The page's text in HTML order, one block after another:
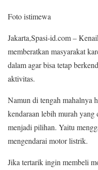
Foto istimewa
Jakarta,Spasi-id.com –
memberatkan masyarakat
dalam agar bisa tetap
aktivitas.
Namun di tengah mahalnya
kendaraan lebih murah yang
menjadi pilihan. Yaitu
mengendarai motor listrik.
Jika tertarik ingin membeli